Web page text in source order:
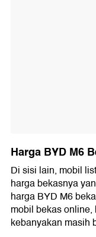
Harga BYD M6
Di sisi lain, mobil
harga bekasnya
harga BYD M6
mobil bekas
kebanyakan masih